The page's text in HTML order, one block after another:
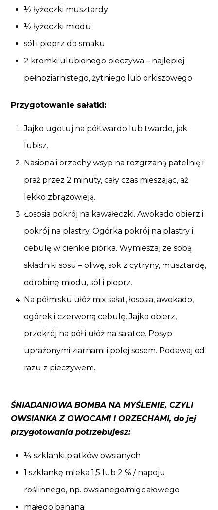
½ łyżeczki musztardy
½ łyżeczki miodu
sól i pieprz do smaku
2 kromki ulubionego pieczywa – najlepiej
pełnoziarnistego, żytniego lub orkiszowego
Przygotowanie sałatki:
Jajko ugotuj na półtwardo lub twardo, jak
lubisz.
Nasiona i orzechy wsyp na rozgrzaną patelnię i
praż przez 2 minuty, cały czas mieszając, aż
lekko zbrązowieją.
Łososia pokrój na kawałeczki. Awokado obierz i
pokrój na plastry. Ogórka pokrój na plastry i
cebulę w cienkie piórka. Wymieszaj ze sobą
składniki sosu – oliwę, sok z cytryny, musztardę,
odrobinę miodu, sól i pieprz.
Na półmisku ułóż mix sałat, łososia, awokado,
ogórek i czerwoną cebulę. Jajko obierz,
przekrój na pół i ułóż na sałatce. Posyp
uprażonymi ziarnami i polej sosem. Podawaj od
razu z pieczywem.
ŚNIADANIOWA BOMBA NA MYŚLENIE, CZYLI
OWSIANKA Z OWOCAMI I ORZECHAMI, do jej
przygotowania potrzebujesz:
¼ szklanki płatków owsianych
1 szklankę mleka 1,5 lub 2 % / napoju
roślinnego, np. owsianego/migdałowego
małego banana